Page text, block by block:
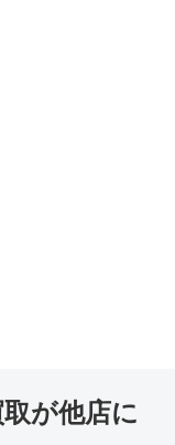
が他店に